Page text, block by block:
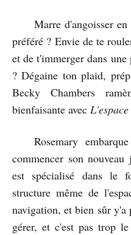
Marre d'angoisser
préféré ? Envie de te
et de t'immerger dans
? Dégaine ton plaid,
Becky Chambers
bienfaisante avec
Rosemary
commencer son
est spécialisé dans le
structure même de
navigation, et bien sûr
gérer, et c'est pas trop